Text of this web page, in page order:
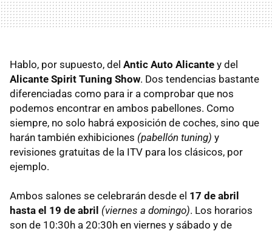
Hablo, por supuesto, del Antic Auto Alicante y del
Alicante Spirit Tuning Show. Dos tendencias bastante
diferenciadas como para ir a comprobar que nos
podemos encontrar en ambos pabellones. Como
siempre, no solo habrá exposición de coches, sino que
harán también exhibiciones (pabellón tuning) y
revisiones gratuitas de la ITV para los clásicos, por
ejemplo.
Ambos salones se celebrarán desde el 17 de abril
hasta el 19 de abril (viernes a domingo). Los horarios
son de 10:30h a 20:30h en viernes y sábado y de